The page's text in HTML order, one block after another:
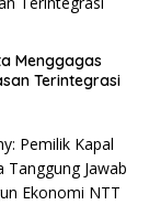
Menggagas
Terintegrasi